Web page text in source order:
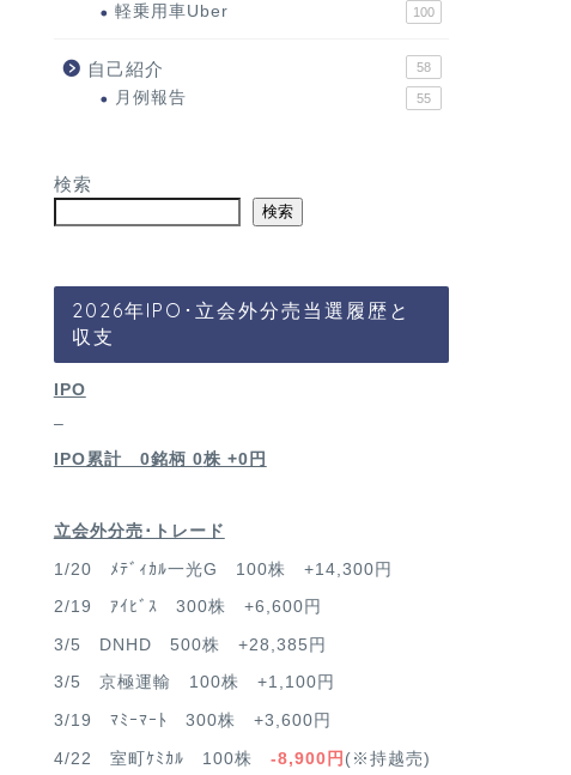
軽乗用車Uber 100
自己紹介 58
月例報告 55
検索
検索
2026年IPO･立会外分売当選履歴と
収支
IPO
–
IPO累計 0銘柄 0株 +0円
立会外分売･トレード
1/20 ﾒﾃﾞｨｶﾙ一光G 100株 +14,300円
2/19 ｱｲﾋﾞｽ 300株 +6,600円
3/5 DNHD 500株 +28,385円
3/5 京極運輸 100株 +1,100円
3/19 ﾏﾐｰﾏｰﾄ 300株 +3,600円
4/22 室町ｹﾐｶﾙ 100株 -8,900円 (※持越売)